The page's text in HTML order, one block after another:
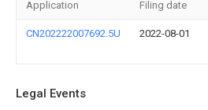
Application Filing date
CN202222007692.5U 2022-08-01
Legal Events